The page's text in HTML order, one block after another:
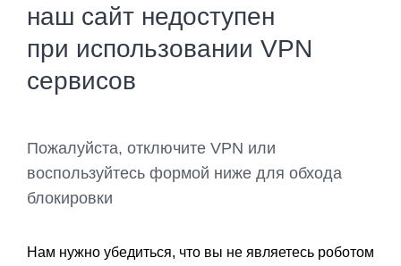
наш сайт недоступен
при использовании VPN
сервисов
Пожалуйста, отключите VPN или
воспользуйтесь формой ниже для обхода
блокировки
Нам нужно убедиться, что вы не являетесь роботом